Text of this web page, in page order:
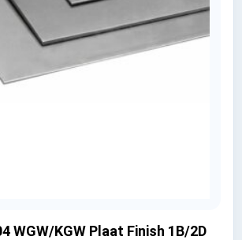
WGW/KGW Plaat Finish 1B/2D